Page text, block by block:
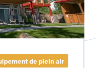
de plein air